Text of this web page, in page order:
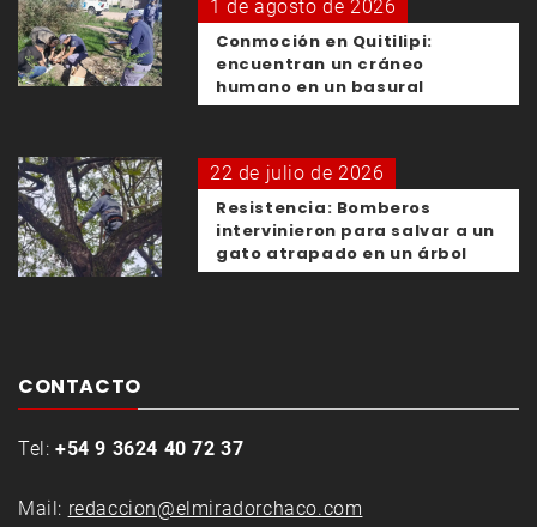
1 de agosto de 2026
Conmoción en Quitilipi:
encuentran un cráneo
humano en un basural
22 de julio de 2026
Resistencia: Bomberos
intervinieron para salvar a un
gato atrapado en un árbol
CONTACTO
Tel: +54 9 3624 40 72 37
Mail: redaccion@elmiradorchaco.com